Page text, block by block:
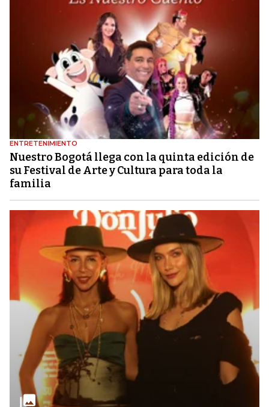
ENTRETENIMIENTO
Nuestro Bogotá llega con la quinta edición de
su Festival de Arte y Cultura para toda la
familia